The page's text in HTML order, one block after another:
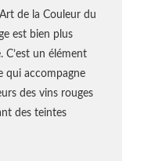
de la Couleur du
est bien plus
C’est un élément
qui accompagne
des vins rouges
des teintes